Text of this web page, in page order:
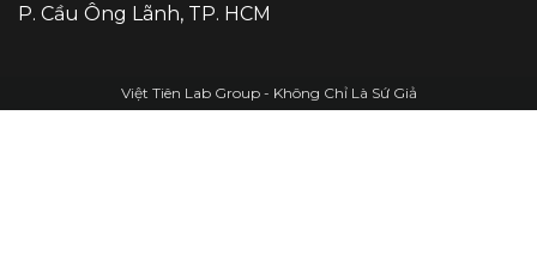
P. Cầu Ông Lãnh, TP. HCM
Việt Tiên Lab Group - Không Chỉ Là Sứ Giả